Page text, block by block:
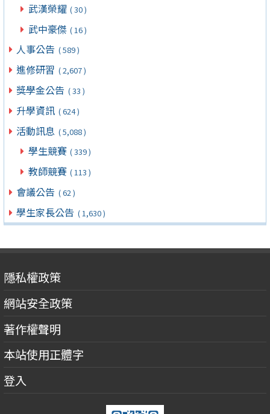
武漢榮耀 ( 30 )
武中豪傑 ( 16 )
人事公告 ( 589 )
進修研習 ( 2,607 )
獎學金公告 ( 33 )
升學資訊 ( 624 )
活動訊息 ( 5,088 )
學生競賽 ( 339 )
教師競賽 ( 113 )
會議公告 ( 62 )
學生家長公告 ( 1,630 )
隱私權政策
網站安全政策
著作權聲明
本站使用正體字
登入